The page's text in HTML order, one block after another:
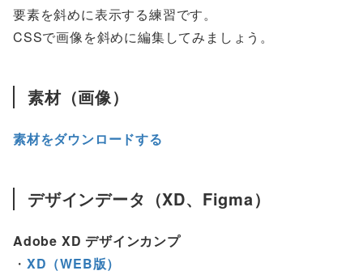
要素を斜めに表示する練習です。
CSSで画像を斜めに編集してみましょう。
素材（画像）
素材をダウンロードする
デザインデータ（XD、Figma）
Adobe XD デザインカンプ
・ XD（WEB版）